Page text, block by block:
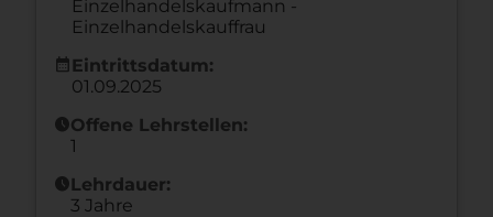
Einzelhandelskaufmann -
Einzelhandelskauffrau
calendar_month Eintrittsdatum:
01.09.2025
scheduleOffene Lehrstellen:
1
scheduleLehrdauer:
3 Jahre